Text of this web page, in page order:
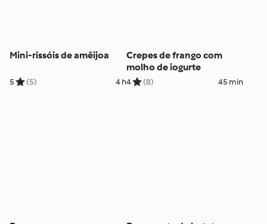
Mini-rissóis de amêijoa
5 (5) 4 h
Crepes de frango com
molho de iogurte
4 (8) 45 min